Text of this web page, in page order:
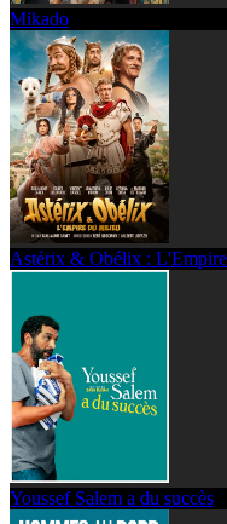
Mikado
Astérix & Obélix :
Youssef Salem a du succès